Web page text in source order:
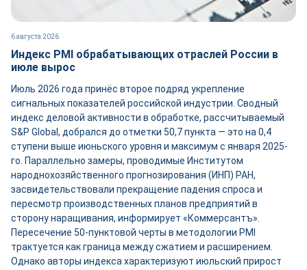
6 августа 2026
Индекс PMI обрабатывающих отраслей России в
июле вырос
Июль 2026 года принёс второе подряд укрепление
сигнальных показателей российской индустрии. Сводный
индекс деловой активности в обработке, рассчитываемый
S&P Global, добрался до отметки 50,7 пункта — это на 0,4
ступени выше июньского уровня и максимум с января 2025-
го. Параллельно замеры, проводимые Институтом
народнохозяйственного прогнозирования (ИНП) РАН,
засвидетельствовали прекращение падения спроса и
пересмотр производственных планов предприятий в
сторону наращивания, информирует «Коммерсантъ».
Пересечение 50-пунктовой черты в методологии PMI
трактуется как граница между сжатием и расширением.
Однако авторы индекса характеризуют июльский прирост